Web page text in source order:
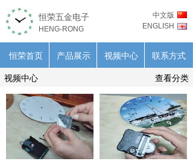
中文版
ENGLISH
恒荣五金电子
HENG-RONG
恒荣首页 产品展示 视频中心 联系方式
视频中心 查看分类